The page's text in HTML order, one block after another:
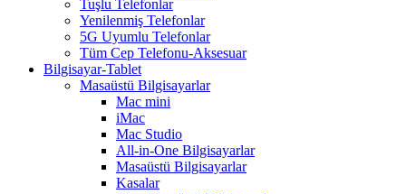
Tuşlu Telefonlar
Yenilenmiş Telefonlar
5G Uyumlu Telefonlar
Tüm Cep Telefonu-Aksesuar
Bilgisayar-Tablet
Masaüstü Bilgisayarlar
Mac mini
iMac
Mac Studio
All-in-One Bilgisayarlar
Masaüstü Bilgisayarlar
Kasalar